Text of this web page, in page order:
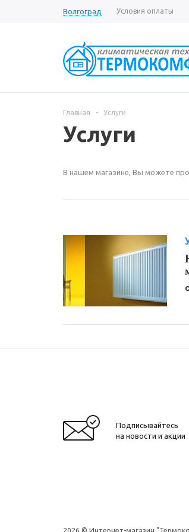
Волгоград Условия оплаты
Главная - Услуги
Услуги
В нашем магазине, Вы можете
Подписывайтесь
на новости и акции